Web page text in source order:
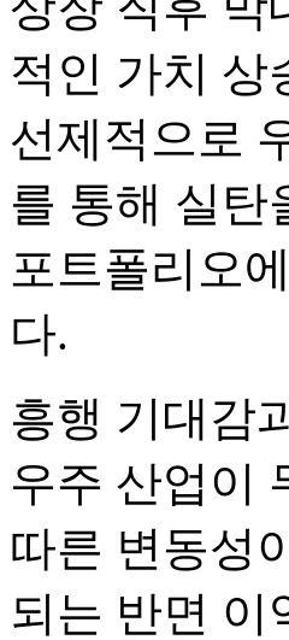
적인 가치 상
선제적으로
를 통해 실탄
포트폴리오
다.
흥행 기대감
우주 산업이
따른 변동성
되는 반면 이